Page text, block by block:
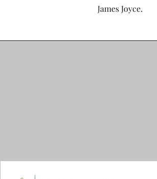
James Joyce.